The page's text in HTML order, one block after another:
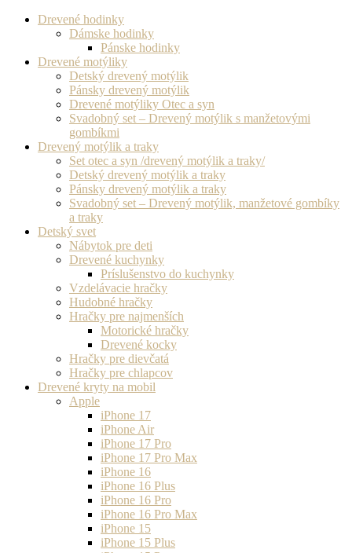
Drevené hodinky
Dámske hodinky
Pánske hodinky
Drevené motýliky
Detský drevený motýlik
Pánsky drevený motýlik
Drevené motýliky Otec a syn
Svadobný set – Drevený motýlik s manžetovými
gombíkmi
Drevený motýlik a traky
Set otec a syn /drevený motýlik a traky/
Detský drevený motýlik a traky
Pánsky drevený motýlik a traky
Svadobný set – Drevený motýlik, manžetové gombíky
a traky
Detský svet
Nábytok pre deti
Drevené kuchynky
Príslušenstvo do kuchynky
Vzdelávacie hračky
Hudobné hračky
Hračky pre najmenších
Motorické hračky
Drevené kocky
Hračky pre dievčatá
Hračky pre chlapcov
Drevené kryty na mobil
Apple
iPhone 17
iPhone Air
iPhone 17 Pro
iPhone 17 Pro Max
iPhone 16
iPhone 16 Plus
iPhone 16 Pro
iPhone 16 Pro Max
iPhone 15
iPhone 15 Plus